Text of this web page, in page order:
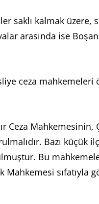
saklı kalmak
arasında ise
ceza mahkemeleri
Ceza Mahkemesinin,
Bazı küçük
Bu
Mahkemesi sıfatıyla